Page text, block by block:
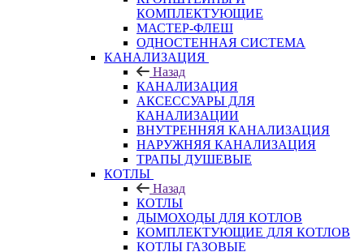
КОМПЛЕКТУЮЩИЕ
МАСТЕР-ФЛЕШ
ОДНОСТЕННАЯ СИСТЕМА
КАНАЛИЗАЦИЯ
Назад
КАНАЛИЗАЦИЯ
АКСЕССУАРЫ ДЛЯ
КАНАЛИЗАЦИИ
ВНУТРЕННЯЯ КАНАЛИЗАЦИЯ
НАРУЖНЯЯ КАНАЛИЗАЦИЯ
ТРАПЫ ДУШЕВЫЕ
КОТЛЫ
Назад
КОТЛЫ
ДЫМОХОДЫ ДЛЯ КОТЛОВ
КОМПЛЕКТУЮЩИЕ ДЛЯ КОТЛОВ
КОТЛЫ ГАЗОВЫЕ